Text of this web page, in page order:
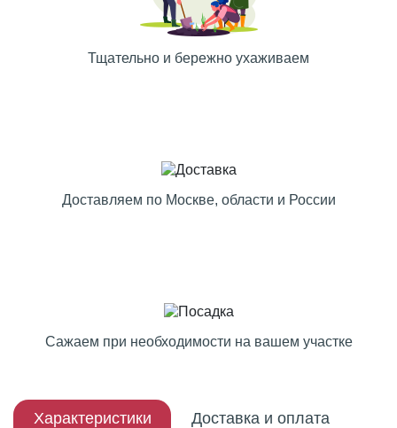
Тщательно и бережно ухаживаем
Доставляем по Москве, области и России
Сажаем при необходимости на вашем участке
Характеристики Доставка и оплата